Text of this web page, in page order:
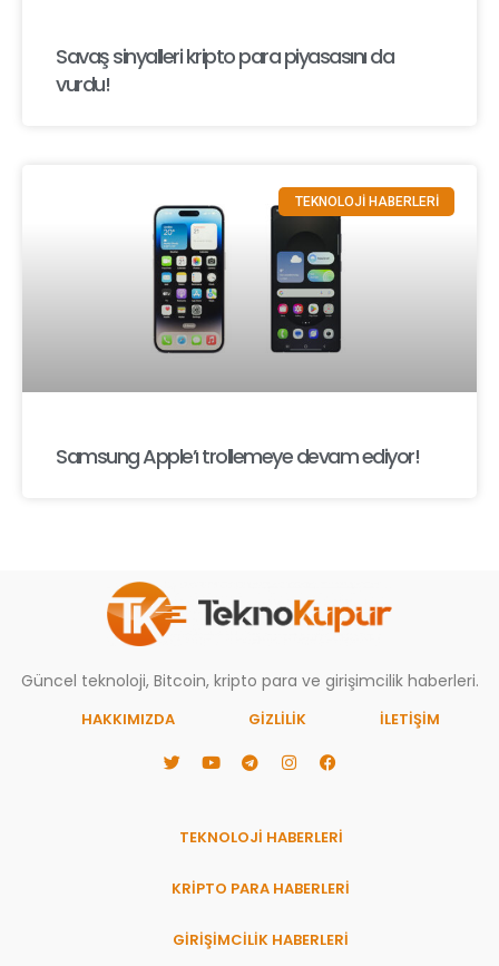
Savaş sinyalleri kripto para piyasasını da
vurdu!
TEKNOLOJİ HABERLERİ
Samsung Apple’ı trollemeye devam ediyor!
Güncel teknoloji, Bitcoin, kripto para ve girişimcilik haberleri.
HAKKIMIZDA GIZLILIK İLETİŞİM
TEKNOLOJİ HABERLERİ
KRİPTO PARA HABERLERİ
GİRİŞİMCİLİK HABERLERİ